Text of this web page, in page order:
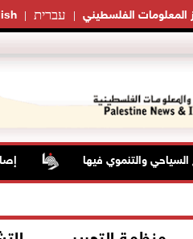
עברית المعلومات الفلسطيني
والتنموي فيها